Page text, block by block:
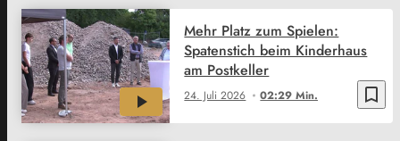
bookmark_border
24. Juli 2026 02:29 Min.
Mehr Platz zum Spielen:
Spatenstich beim Kinderhaus
am Postkeller